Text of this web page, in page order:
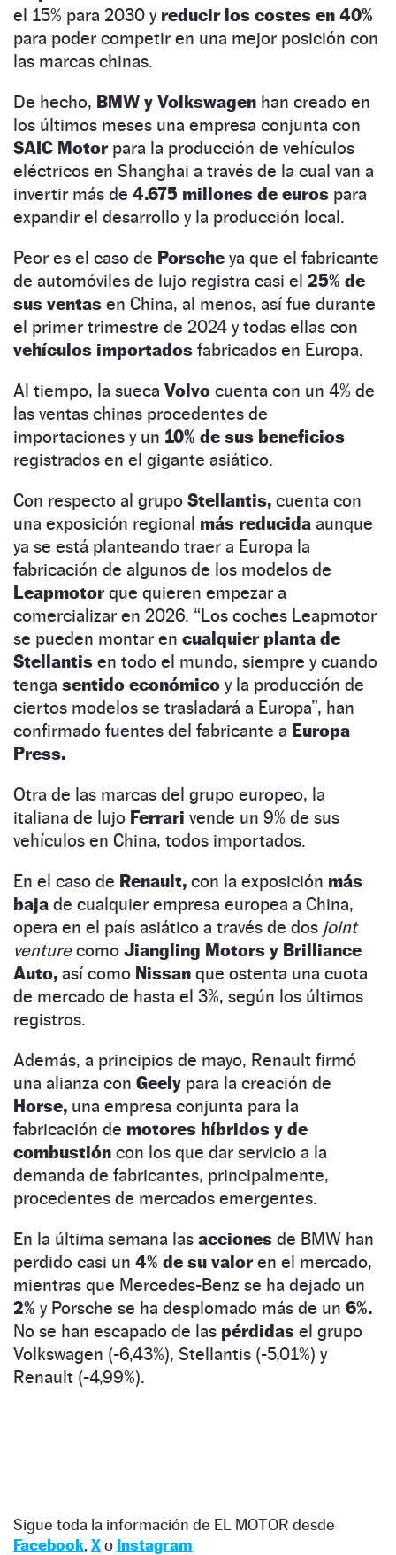
el 15% para 2030 y reducir los costes en 40%
para poder competir en una mejor posición con
las marcas chinas.
De hecho, BMW y Volkswagen han creado en
los últimos meses una empresa conjunta con
SAIC Motorpara la producción de vehículos
eléctricos en Shanghai a través de la cual van a
invertir más de 4.675 millones de euros para
expandir el desarrollo y la producción local.
Peor es el caso de Porsche ya que el fabricante
de automóviles de lujo registra casi el 25% de
sus ventas en China, al menos, así fue durante
el primer trimestre de 2024 y todas ellas con
vehículos importados fabricados en Europa.
Al tiempo, la sueca Volvo cuenta con un 4% de
las ventas chinas procedentes de
importaciones y un 10% de sus beneficios
registrados en el gigante asiático.
Con respecto al grupo Stellantis, cuenta con
una exposición regional más reducida aunque
ya se está planteando traer a Europa la
fabricación de algunos de los modelos de
Leapmotorque quieren empezar a
comercializar en 2026. “Los coches Leapmotor
se pueden montar en cualquier planta de
Stellantis en todo el mundo, siempre y cuando
tenga sentido económico y la producción de
ciertos modelos se trasladará a Europa”, han
confirmado fuentes del fabricante a Europa
Press.
Otra de las marcas del grupo europeo, la
italiana de lujo Ferrari vende un 9% de sus
vehículos en China, todos importados.
En el caso de Renault, con la exposición más
baja de cualquier empresa europea a China,
opera en el país asiático a través de dos joint
venturecomo Jiangling Motors y Brilliance
Auto, así como Nissan que ostenta una cuota
de mercado de hasta el 3%, según los últimos
registros.
Además, a principios de mayo, Renault firmó
una alianza con Geely para la creación de
Horse, una empresa conjunta para la
fabricación de motores híbridos y de
combustión con los que dar servicio a la
demanda de fabricantes, principalmente,
procedentes de mercados emergentes.
En la última semana las acciones de BMW han
perdido casi un 4% de su valoren el mercado,
mientras que Mercedes-Benz se ha dejado un
2% y Porsche se ha desplomado más de un 6%.
No se han escapado de las pérdidas el grupo
Volkswagen (-6,43%), Stellantis (-5,01%) y
Renault (-4,99%).
Sigue toda la información de EL MOTOR desde
Facebook, Xo Instagram